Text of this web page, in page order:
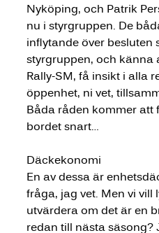
Nyköping, och Patrik
nu i styrgruppen. De
inflytande över besluten
styrgruppen, och känna
Rally-SM, få insikt i alla
öppenhet, ni vet,
Båda råden kommer att
bordet snart…
Däckekonomi
En av dessa är
fråga, jag vet. Men vi vill
utvärdera om det är en
redan till nästa säsong?